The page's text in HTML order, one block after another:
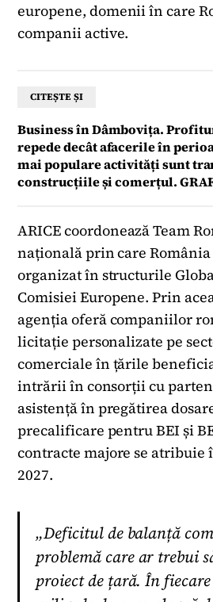
europene, domenii în care
companii active.
CITEȘTE ȘI
Business în Dâmbovița.
repede decât afacerile în
mai populare activități sunt
construcțiile și comerțul.
ARICE coordonează Team
națională prin care
organizat în structurile
Comisiei Europene. Prin
agenția oferă companiilor
licitație personalizate pe
comerciale în țările
intrării în consorții cu
asistență în pregătirea
precalificare pentru BEI și
contracte majore se atribuie
2027.
„Deficitul de balanță
problemă care ar trebui
proiect de țară. În fiecare